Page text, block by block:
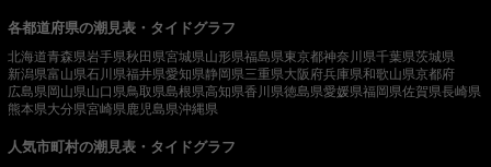
各都道府県の潮見表・タイドグラフ
北海道青森県岩手県秋田県宮城県山形県福島県東京都神奈川県千葉県茨城県
新潟県富山県石川県福井県愛知県静岡県三重県大阪府兵庫県和歌山県京都府
広島県岡山県山口県鳥取県島根県高知県香川県徳島県愛媛県福岡県佐賀県長崎県
熊本県大分県宮崎県鹿児島県沖縄県
人気市町村の潮見表・タイドグラフ